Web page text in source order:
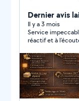
administrative &
débordé(e)
perdu(e) avec internet ?
simplement
Papiers
informatique et internet
documents Service local, humain et à l'écoute Secteur
Montbéliard / Belfort Premier
engagement
Dernier avis
Il y a 3 mois
Service
réactif et à
confiance les